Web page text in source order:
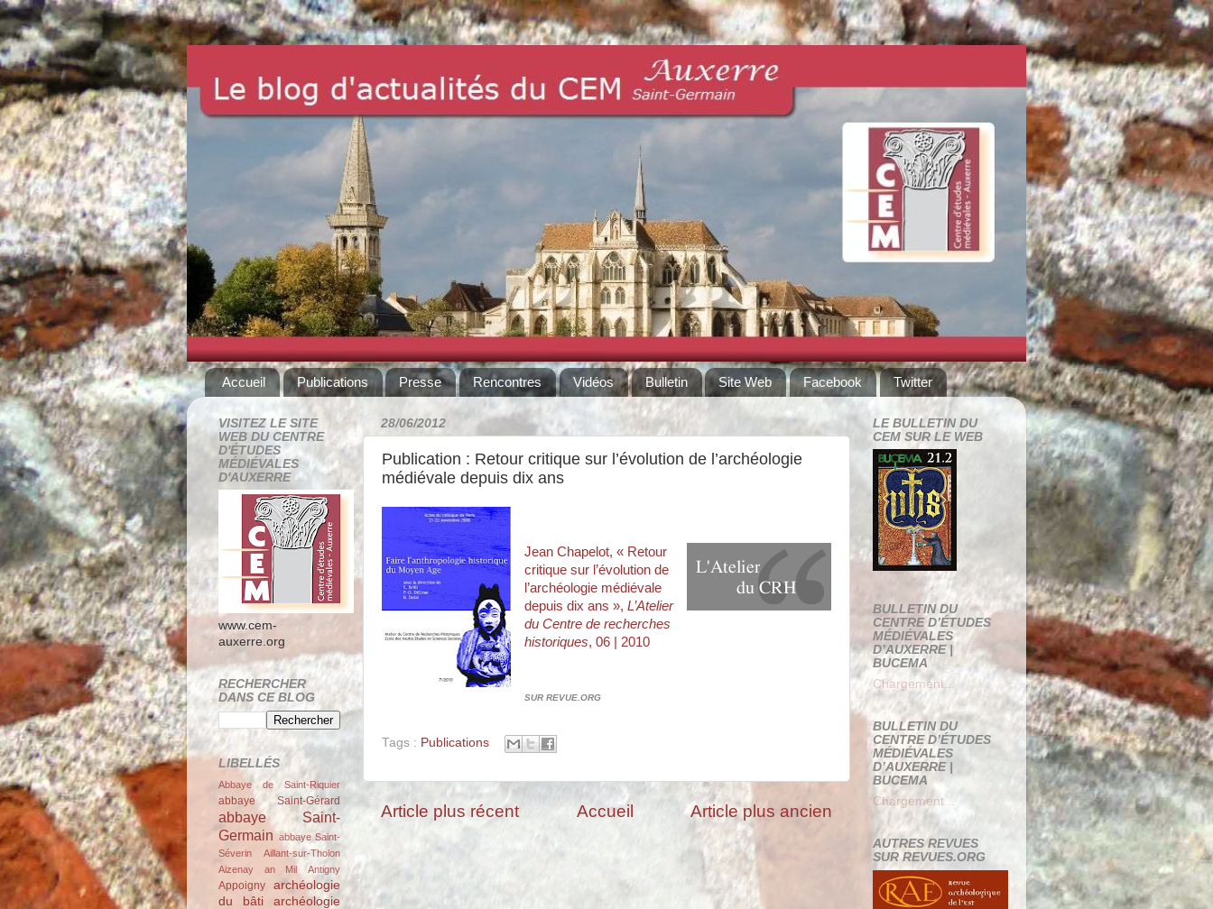
Accueil Publications Presse Rencontres Vidéos Bulletin Site Web Facebook Twitter
28/06/2012
Publication : Retour critique sur l’évolution de l’archéologie
médiévale depuis dix ans
Jean Chapelot, « Retour
critique sur l’évolution de
l’archéologie médiévale
depuis dix ans », L’Atelier
du Centre de recherches
historiques, 06 | 2010
SUR REVUE.ORG
Tags : Publications
Article plus récent Article plus ancien
Accueil
VISITEZ LE SITE
WEB DU CENTRE
D'ÉTUDES
MÉDIÉVALES
D'AUXERRE
www.cem-
auxerre.org
RECHERCHER
DANS CE BLOG
LIBELLÉS
Abbaye de Saint-Riquier
abbaye Saint-Gérard
abbaye Saint-
Germain abbaye Saint-
Séverin
Aillant-sur-Tholon
Aizenay
an Mil Antigny
Appoigny
archéologie
du bâti
archéologie
LE BULLETIN DU
CEM SUR LE WEB
BULLETIN DU
CENTRE D’ÉTUDES
MÉDIÉVALES
D’AUXERRE |
BUCEMA
Chargement...
BULLETIN DU
CENTRE D’ÉTUDES
MÉDIÉVALES
D’AUXERRE |
BUCEMA
Chargement...
AUTRES REVUES
SUR REVUES.ORG